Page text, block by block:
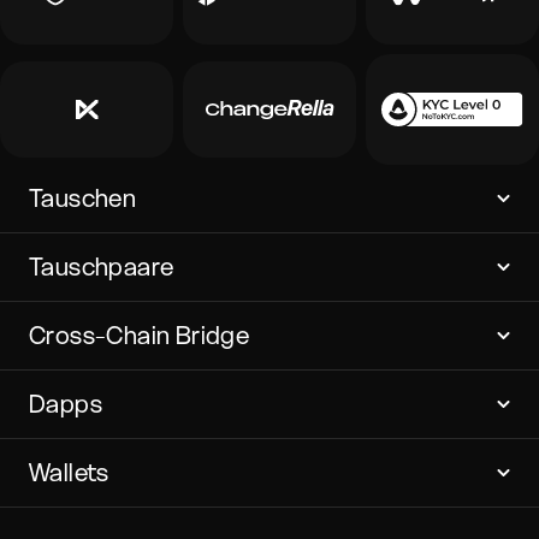
Tauschen
Tauschpaare
Cross-Chain Bridge
Dapps
Wallets